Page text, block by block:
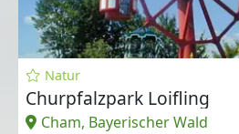
Natur
Churpfalzpark Loifling
Cham, Bayerischer Wald